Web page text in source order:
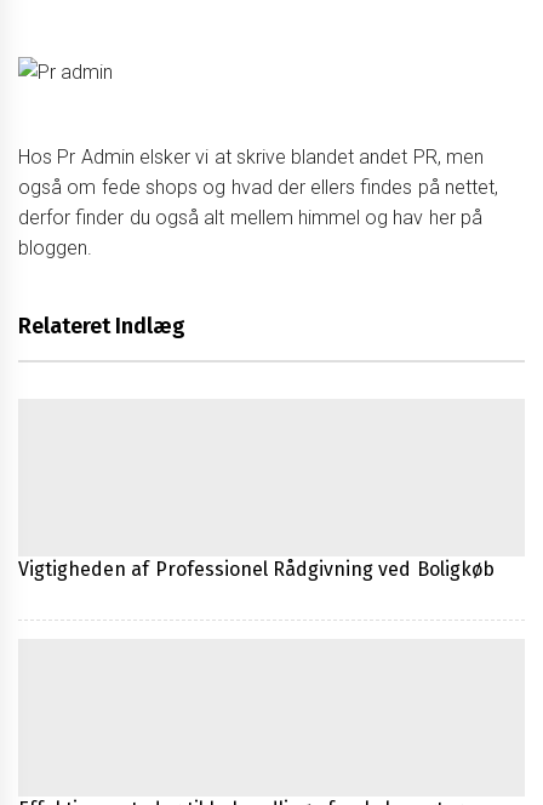
Hos Pr Admin elsker vi at skrive blandet andet PR, men
også om fede shops og hvad der ellers findes på nettet,
derfor finder du også alt mellem himmel og hav her på
bloggen.
Relateret Indlæg
Vigtigheden af Professionel Rådgivning ved Boligkøb